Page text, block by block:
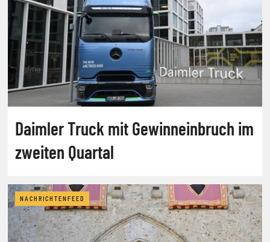
Daimler Truck mit Gewinneinbruch im
zweiten Quartal
NACHRICHTENFEED